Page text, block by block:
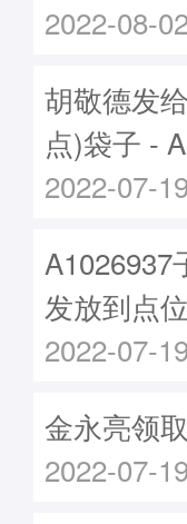
2022-08-
胡敬德发
点)袋子 -
2022-07-
A1026937
发放到点位
2022-07-
金永亮领
2022-07-